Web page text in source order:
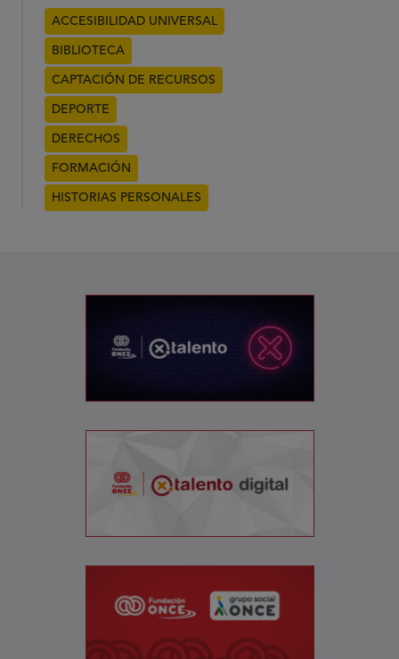
ACCESIBILIDAD UNIVERSAL
BIBLIOTECA
CAPTACIÓN DE RECURSOS
DEPORTE
DERECHOS
FORMACIÓN
HISTORIAS PERSONALES